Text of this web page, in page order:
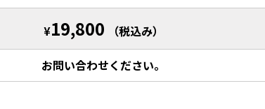
¥19,800 （税込み）
お問い合わせください。